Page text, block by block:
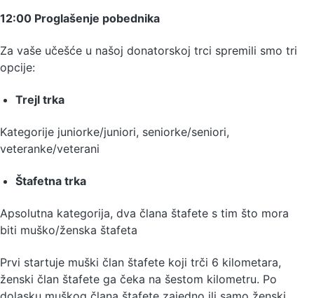
12:00 Proglašenje pobednika
Za vaše učešće u našoj donatorskoj trci spremili smo tri
opcije:
Trejl trka
Kategorije juniorke/juniori, seniorke/seniori,
veteranke/veterani
Štafetna trka
Apsolutna kategorija, dva člana štafete s tim što mora
biti muško/ženska štafeta
Prvi startuje muški član štafete koji trči 6 kilometara,
ženski član štafete ga čeka na šestom kilometru. Po